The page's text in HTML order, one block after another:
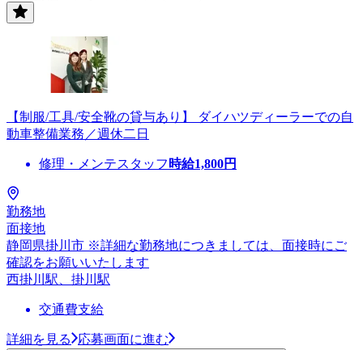
【制服/工具/安全靴の貸与あり】 ダイハツディーラーでの自
動車整備業務／週休二日
修理・メンテスタッフ 時給1,800円
勤務地
面接地
静岡県掛川市 ※詳細な勤務地につきましては、面接時にご
確認をお願いいたします
西掛川駅、掛川駅
交通費支給
詳細を見る 応募画面に進む